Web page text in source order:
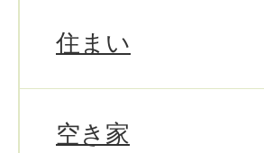
住まい
空き家